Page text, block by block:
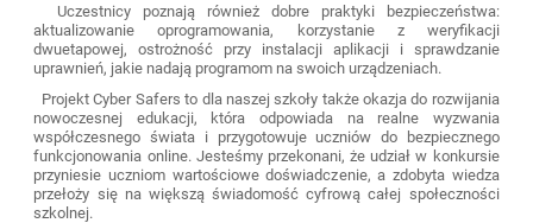
Uczestnicy poznają również dobre praktyki bezpieczeństwa:
aktualizowanie oprogramowania, korzystanie z weryfikacji
dwuetapowej, ostrożność przy instalacji aplikacji i sprawdzanie
uprawnień, jakie nadają programom na swoich urządzeniach.
Projekt Cyber Safers to dla naszej szkoły także okazja do rozwijania
nowoczesnej edukacji, która odpowiada na realne wyzwania
współczesnego świata i przygotowuje uczniów do bezpiecznego
funkcjonowania online. Jesteśmy przekonani, że udział w konkursie
przyniesie uczniom wartościowe doświadczenie, a zdobyta wiedza
przełoży się na większą świadomość cyfrową całej społeczności
szkolnej.